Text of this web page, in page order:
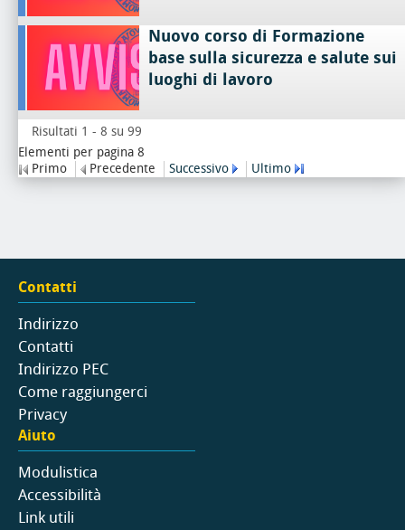
Nuovo corso di Formazione
base sulla sicurezza e salute sui
luoghi di lavoro
Risultati 1 - 8 su 99
Elementi per pagina 8
Primo
Precedente Successivo Ultimo
Contatti
Indirizzo
Contatti
Indirizzo PEC
Come raggiungerci
Privacy
Aiuto
Modulistica
Accessibilità
Link utili